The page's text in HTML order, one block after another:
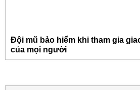
Đội mũ bảo hiểm khi tham gia
của mọi người